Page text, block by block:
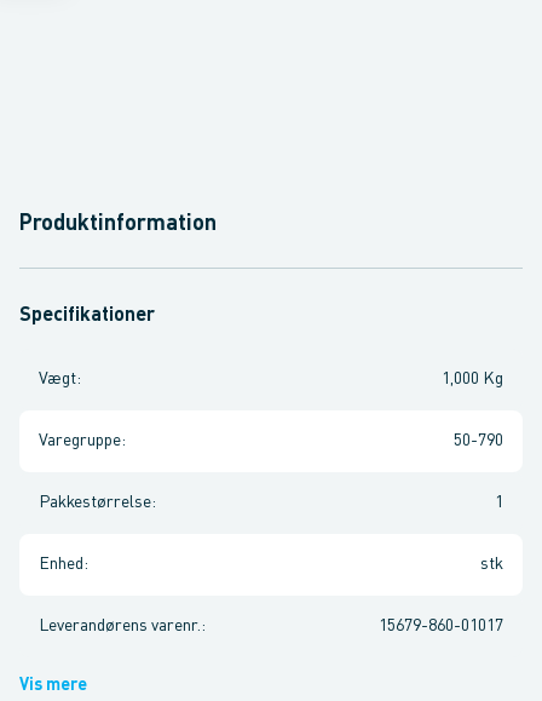
Produktinformation
Specifikationer
Vægt: 1,000 Kg
Varegruppe: 50-790
Pakkestørrelse: 1
Enhed : stk
Leverandørens varenr. : 15679-860-01017
Vis mere